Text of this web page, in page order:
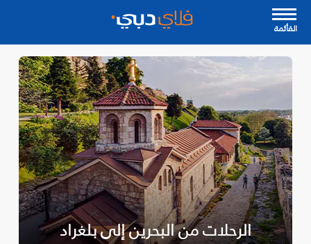
القأئمة
الرحلات من البحرين إلى بلغراد